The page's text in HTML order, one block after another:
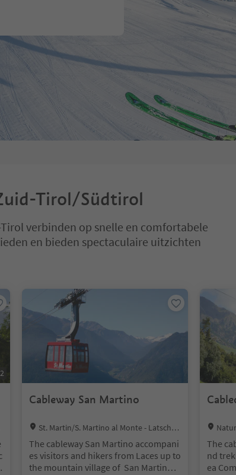
Tirol/Südtirol
verbinden op snelle en comfortabele
en bieden spectaculaire uitzichten
2
Cableway San Martino
Location:
St. Martin/S. Martino al Monte - Latsch/L
aces, Latsch/Laces, Vinschgau/Val Venosta
The cableway San Martino accompani
es visitors and hikers from Laces up to
the mountain village of San Martino i
The
nd
ea